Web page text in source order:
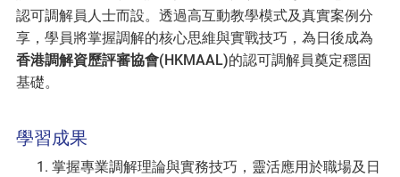
認可調解員人士而設。透過高互動教學模式及真實案例分
享，學員將掌握調解的核心思維與實戰技巧，為日後成為
香港調解資歷評審協會(HKMAAL)的認可調解員奠定穩固
基礎。
學習成果
掌握專業調解理論與實務技巧，靈活應用於職場及日